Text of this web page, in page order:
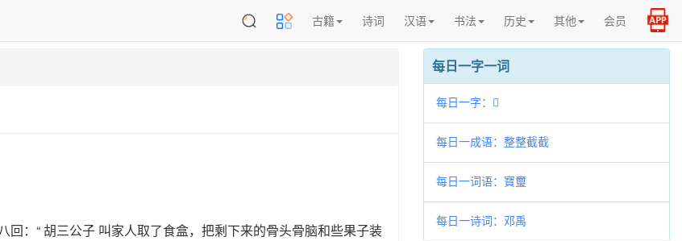
古籍 诗词 汉语 书法 历史 其他 会员
回：“ 胡三公子 叫家人取了食盒，把剩下来的骨头骨脑和些果子装
每日一字一词
每日一字：𤏻
每日一成语：整整截截
每日一词语：寶璽
每日一诗词：邓禹